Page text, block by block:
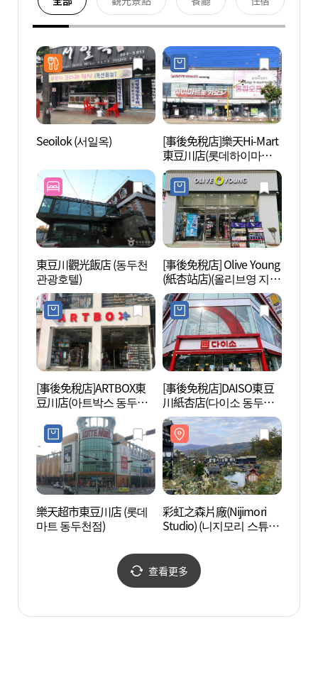
Seoilok (서일옥)
[事後免稅店]樂天Hi-Mart
東豆川店(롯데하이마트
동두천점)
東豆川觀光飯店 (동두천
관광호텔)
[事後免稅店] Olive Young
(紙杏站店)(올리브영 지행
역점)
[事後免稅店]ARTBOX東
豆川店(아트박스 동두천
[事後免稅店]DAISO東豆
川紙杏店(다이소 동두천
지행점)
樂天超市東豆川店 (롯데
마트 동두천점)
彩虹之森片廠(Nijimori
Studio) (니지모리 스튜디
查看更多